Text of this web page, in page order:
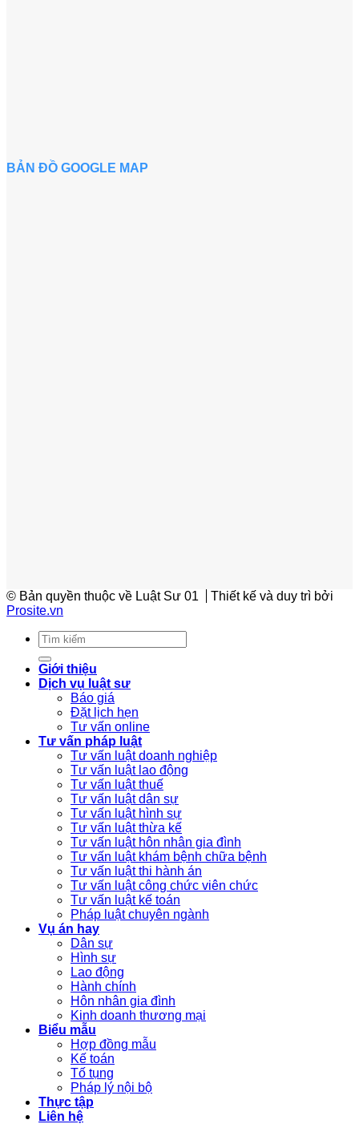
BẢN ĐỒ GOOGLE MAP
© Bản quyền thuộc về Luật Sư 01
Thiết kế và duy trì bởi
Prosite.vn
Giới thiệu
Dịch vụ luật sư
Báo giá
Đặt lịch hẹn
Tư vấn online
Tư vấn pháp luật
Tư vấn luật doanh nghiệp
Tư vấn luật lao động
Tư vấn luật thuế
Tư vấn luật dân sự
Tư vấn luật hình sự
Tư vấn luật thừa kế
Tư vấn luật hôn nhân gia đình
Tư vấn luật khám bệnh chữa bệnh
Tư vấn luật thi hành án
Tư vấn luật công chức viên chức
Tư vấn luật kế toán
Pháp luật chuyên ngành
Vụ án hay
Dân sự
Hình sự
Lao động
Hành chính
Hôn nhân gia đình
Kinh doanh thương mại
Biểu mẫu
Hợp đồng mẫu
Kế toán
Tố tụng
Pháp lý nội bộ
Thực tập
Liên hệ